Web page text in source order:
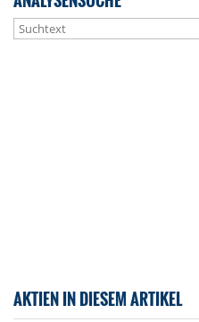
AKTIEN IN DIESEM ARTIKEL